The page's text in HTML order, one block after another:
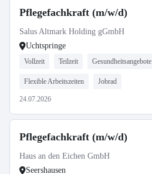
Pflegefachkraft (m/w/d)
Salus Altmark Holding gGmbH
Uchtspringe
Vollzeit Teilzeit Gesundheitsangebote
Flexible Arbeitszeiten Jobrad
24.07.2026
Pflegefachkraft (m/w/d)
Haus an den Eichen GmbH
Seershausen